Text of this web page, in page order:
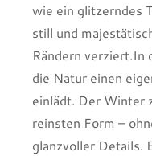
wie ein glitzerndes
still und
Rändern
die Natur einen
einlädt. Der Winter
reinsten Form –
glanzvoller Details.